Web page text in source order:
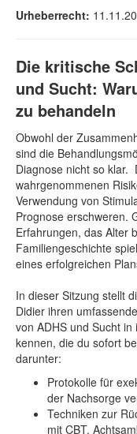
Urheberrecht:
Die kritische
und Sucht:
zu behandeln
Obwohl der
sind die
Diagnose nicht so klar.
wahrgenommenen
Verwendung von
Prognose erschweren.
Erfahrungen, das Alter
Familiengeschichte
eines erfolgreichen
In dieser Sitzung stellt
Didier ihren
von ADHS und Sucht
kennen, die du sofort
darunter:
Protokolle für
der Nachsorge
Techniken zur
mit CBT,